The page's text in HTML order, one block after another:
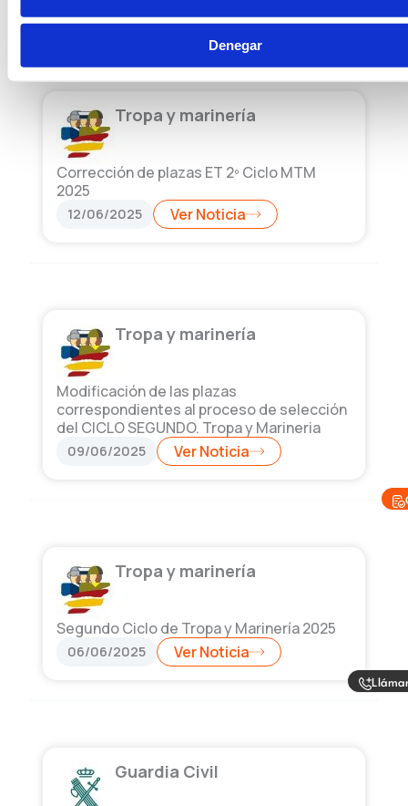
Denegar
Tropa y marinería
Corrección de plazas ET 2º Ciclo MTM
2025
12/06/2025 Ver Noticia
Tropa y marinería
Modificación de las plazas
correspondientes al proceso de selección
del CICLO SEGUNDO. Tropa y Marineria
09/06/2025 Ver Noticia
Tropa y marinería
Segundo Ciclo de Tropa y Marinería 2025
06/06/2025 Ver Noticia
Guardia Civil